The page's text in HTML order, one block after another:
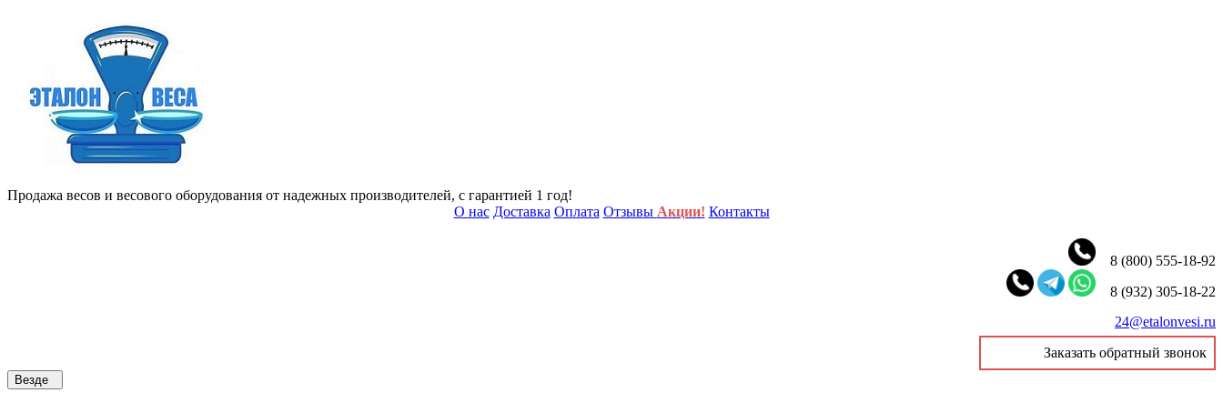
Продажа весов и весового оборудования от надежных производителей, с гарантией 1 год!
О нас Доставка Оплата Отзывы Акции! Контакты
8 (800) 555-18-92
8 (932) 305-18-22
24@etalonvesi.ru
Заказать обратный звонок
Везде